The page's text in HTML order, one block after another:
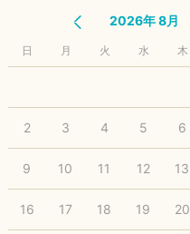
2026年 8月
日 月 火 水 木
2 3 4 5 6
9 10 11 12 13
16 17 18 19 20